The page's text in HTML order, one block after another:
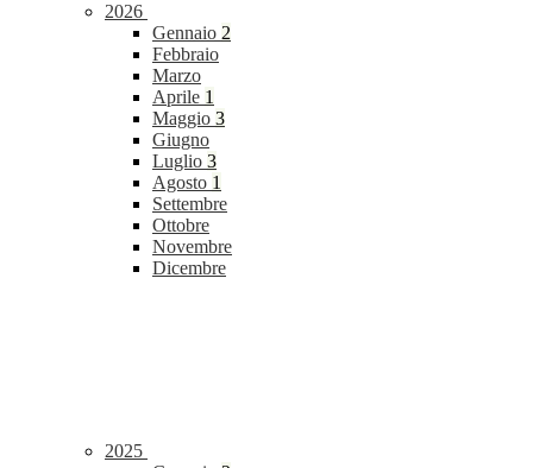
2026
Gennaio 2
Febbraio
Marzo
Aprile 1
Maggio 3
Giugno
Luglio 3
Agosto 1
Settembre
Ottobre
Novembre
Dicembre
2025